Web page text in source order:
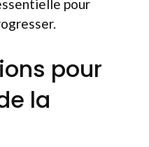
pour
pour
la